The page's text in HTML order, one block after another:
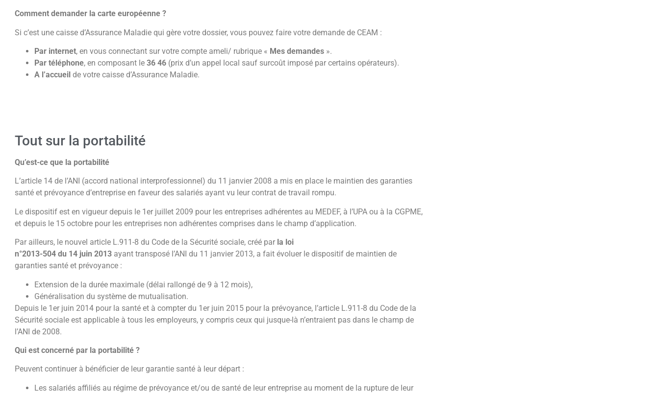
Comment demander la carte européenne ?
Si c’est une caisse d’Assurance Maladie qui gère votre dossier, vous pouvez faire votre demande de CEAM :
Par internet, en vous connectant sur votre compte ameli/ rubrique « Mes demandes ».
Par téléphone, en composant le 36 46 (prix d’un appel local sauf surcoût imposé par certains opérateurs).
A l’accueil de votre caisse d’Assurance Maladie.
Tout sur la portabilité
Qu’est-ce que la portabilité
L’article 14 de l’ANI (accord national interprofessionnel) du 11 janvier 2008 a mis en place le maintien des garanties
santé et prévoyance d’entreprise en faveur des salariés ayant vu leur contrat de travail rompu.
Le dispositif est en vigueur depuis le 1er juillet 2009 pour les entreprises adhérentes au MEDEF, à l’UPA ou à la CGPME,
et depuis le 15 octobre pour les entreprises non adhérentes comprises dans le champ d’application.
Par ailleurs, le nouvel article L.911-8 du Code de la Sécurité sociale, créé par la loi
n°2013-504 du 14 juin 2013 ayant transposé l’ANI du 11 janvier 2013, a fait évoluer le dispositif de maintien de
garanties santé et prévoyance :
Extension de la durée maximale (délai rallongé de 9 à 12 mois),
Généralisation du système de mutualisation.
Depuis le 1er juin 2014 pour la santé et à compter du 1er juin 2015 pour la prévoyance, l’article L.911-8 du Code de la
Sécurité sociale est applicable à tous les employeurs, y compris ceux qui jusque-là n’entraient pas dans le champ de
l’ANI de 2008.
Qui est concerné par la portabilité ?
Peuvent continuer à bénéficier de leur garantie santé à leur départ :
Les salariés affiliés au régime de prévoyance et/ou de santé de leur entreprise au moment de la rupture de leur